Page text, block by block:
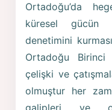
Ortadoğu’da
küresel gücün
denetimini
Ortadoğu Birinci
çelişki ve
olmuştur her